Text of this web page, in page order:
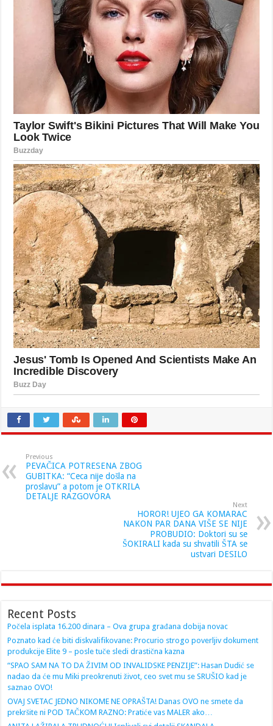
Previous
PEVAČICA POTRESENA ZBOG
GUBITKA: “Ceca nije došla na
proslavu” a potom je OTKRILA
DETALJE RAZGOVORA
Next
HOROR! UJEO GA KOMARAC
NAKON PAR DANA VIŠE SE NIJE
PROBUDIO: Doktori su se
ŠOKIRALI kada su shvatili ŠTA se
ustvari DESILO
Recent Posts
Počela isplata 16.200 dinara – Ova grupa građana dobija novac
Poznato kad će biti diskvalifikovane: Procurio strogo poverljiv dokument
produkcije Elite 9 – posle tuče sledi drastična kazna
“SPAO SAM NA TO DA ŽIVIM OD INVALIDSKE PENZIJE”: Hasan Dudić se
nadao da će mu Miki preokrenuti život, ceo svet mu se SRUŠIO kad je
saznao OVO!
OVAJ SVETAC JEDNO NIKOME NE OPRAŠTA! Danas OVO ne smete da
prekršite ni POD TAČKOM RAZNO: Pratiće vas MALER ako…